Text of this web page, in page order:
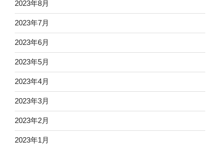
2023年8月
2023年7月
2023年6月
2023年5月
2023年4月
2023年3月
2023年2月
2023年1月